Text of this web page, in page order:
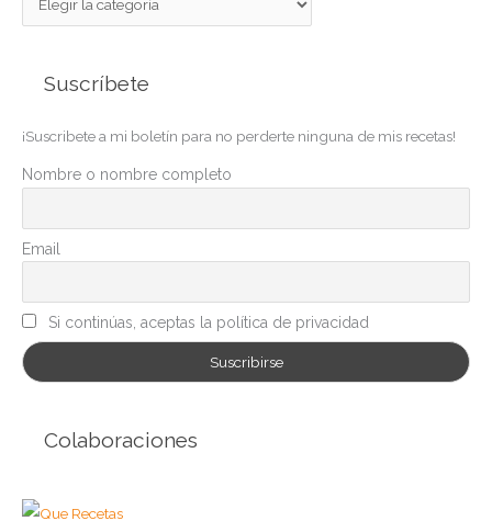
a
o
r
a
s
Suscríbete
¡Suscribete a mi boletín para no perderte ninguna de mis recetas!
Nombre o nombre completo
Email
Si continúas, aceptas la política de privacidad
Colaboraciones